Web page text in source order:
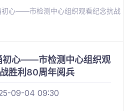
初心——市检测中心组织观看纪念抗战
初心——市检测中心组织观
胜利80周年阅兵
09-04 09:30